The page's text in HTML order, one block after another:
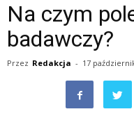
Na czym
badawczy?
Przez Redakcja - 17